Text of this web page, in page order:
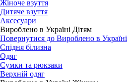
Жіноче взуття
Дитяче взуття
Аксесуари
Вироблено в Україні Дітям
Повернутися до Вироблено в Україні
Спідня білизна
Одяг
Сумки та рюкзаки
Верхній одяг